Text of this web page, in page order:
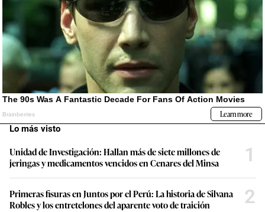
Lo más visto
Unidad de Investigación: Hallan más de siete millones de
jeringas y medicamentos vencidos en Cenares del Minsa
1
Primeras fisuras en Juntos por el Perú: La historia de Silvana
Robles y los entretelones del aparente voto de traición
2